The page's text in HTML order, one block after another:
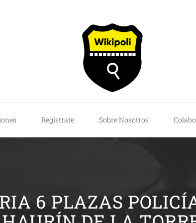
Regístrate Sobre Nosotros
6 PLAZAS